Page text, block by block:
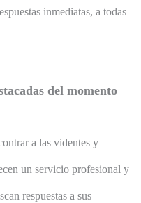
inmediatas, a todas
del momento
a las videntes y
un servicio profesional y
respuestas a sus